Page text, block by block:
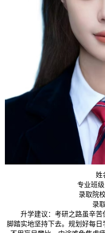
姓
专业班
录取院
录
升学建议：考研之路虽辛苦
脚踏实地坚持下去。规划好每